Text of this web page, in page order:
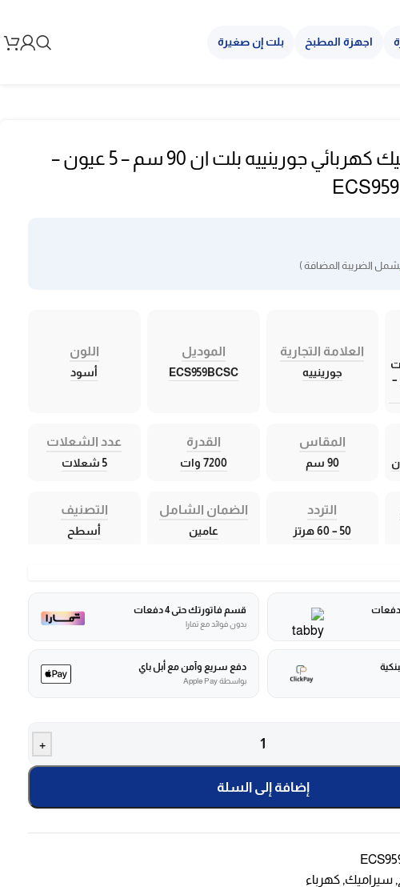
اجهزة المطبخ بلت إن صغيرة
سطح سيراميك كهربائي جورينييه بلت ان 90 سم – 5 عيون –
الضريبة المضافة )
–
العلامة التجارية
جورينييه
الموديل
ECS959BCSC
اللون
أسود
المقاس
90 سم
القدرة
7200 وات
عدد الشعلات
5 شعلات
التردد
50 – 60 هرتز
الضمان الشامل
عامين
التصنيف
أسطح
قسم فاتورتك حتى 4 دفعات
بدون فوائد مع تمارا
دفع سريع وآمن مع أبل باي
بواسطة Apple Pay
+
إضافة إلى السلة
, سيراميك, كهرباء